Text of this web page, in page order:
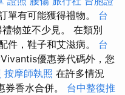
單有可能獲得禮物。 台
物並不少見。 在類別
件，鞋子和艾滋病。 台
優惠券代碼外，您
按摩師執照 在許多情況
香水合併。 台中整復推